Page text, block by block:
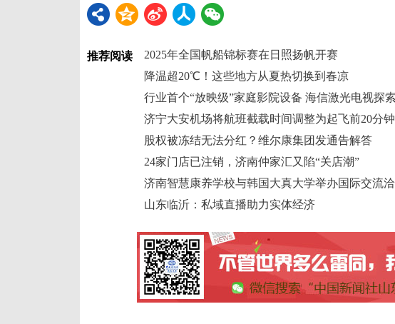
推荐阅读
2025年全国帆船锦标赛在日照扬帆开赛
降温超20℃！这些地方从夏热切换到春凉
济宁大安机场将航班截载时间调整为起飞前20分钟
股权被冻结无法分红？维尔康集团发通告解答
24家门店已注销，济南仲家汇又陷“关店潮”
山东临沂：私域直播助力实体经济